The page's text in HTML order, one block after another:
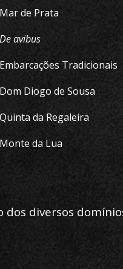
Mar de Prata
De avibus
Embarcações Tradicionais
Dom Diogo de Sousa
Quinta da Regaleira
Monte da Lua
dos diversos